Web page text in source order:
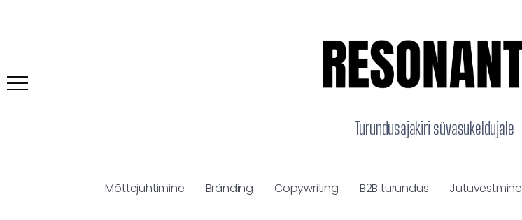
Turundusajakiri süvasukeldujale
Mõttejuhtimine Bränding Copywriting B2B turundus Jutuvestmine